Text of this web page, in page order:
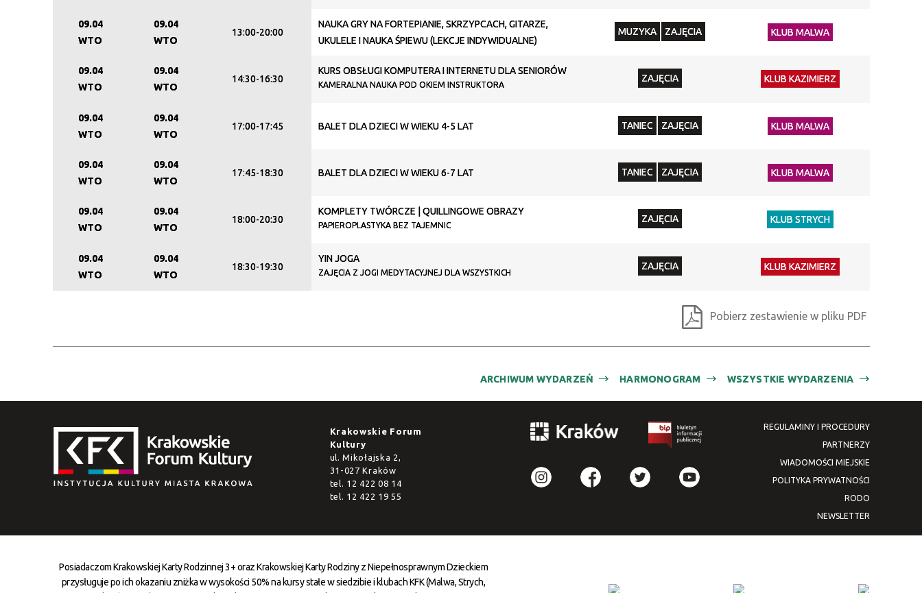
09.04
WTO
09.04
WTO
13:00-20:00
NAUKA GRY NA FORTEPIANIE, SKRZYPCACH, GITARZE,
UKULELE I NAUKA ŚPIEWU (LEKCJE INDYWIDUALNE)
MUZYKA ZAJĘCIA KLUB MALWA
09.04
WTO
09.04
WTO
14:30-16:30
KURS OBSŁUGI KOMPUTERA I INTERNETU DLA SENIORÓW
KAMERALNA NAUKA POD OKIEM INSTRUKTORA
ZAJĘCIA KLUB KAZIMIERZ
09.04
WTO
09.04
WTO
17:00-17:45 BALET DLA DZIECI W WIEKU 4-5 LAT TANIEC ZAJĘCIA KLUB MALWA
09.04
WTO
09.04
WTO
17:45-18:30 BALET DLA DZIECI W WIEKU 6-7 LAT TANIEC ZAJĘCIA KLUB MALWA
09.04
WTO
09.04
WTO
18:00-20:30
KOMPLETY TWÓRCZE | QUILLINGOWE OBRAZY
PAPIEROPLASTYKA BEZ TAJEMNIC
ZAJĘCIA KLUB STRYCH
09.04
WTO
09.04
WTO
18:30-19:30
YIN JOGA
ZAJĘCIA Z JOGI MEDYTACYJNEJ DLA WSZYSTKICH
ZAJĘCIA KLUB KAZIMIERZ
Pobierz zestawienie w pliku PDF
WSZYSTKIE WYDARZENIA
HARMONOGRAM
ARCHIWUM WYDARZEŃ
Krakowskie Forum
Kultury
ul. Mikołajska 2,
31-027 Kraków
tel. 12 422 08 14
tel. 12 422 19 55
REGULAMINY I PROCEDURY
PARTNERZY
WIADOMOŚCI MIEJSKIE
POLITYKA PRYWATNOŚCI
RODO
NEWSLETTER
Posiadaczom Krakowskiej Karty Rodzinnej 3+ oraz Krakowskiej Karty Rodziny z Niepełnosprawnym Dzieckiem
przysługuje po ich okazaniu zniżka w wysokości 50% na kursy stałe w siedzibie i klubach KFK (Malwa, Strych,